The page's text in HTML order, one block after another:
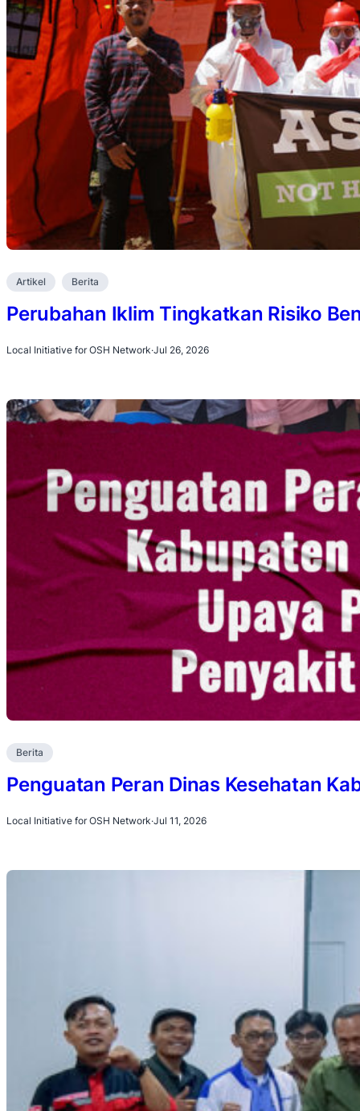
Artikel Berita
Perubahan Iklim Tingkatkan Risiko
Local Initiative for OSH Network·Jul 26, 2026
Berita
Penguatan Peran Dinas Kesehatan
Local Initiative for OSH Network·Jul 11, 2026